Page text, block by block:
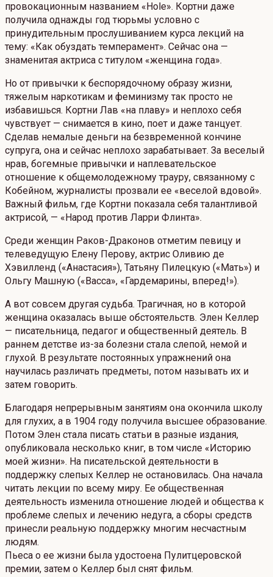
провокационным названием «Hole». Кортни даже
получила однажды год тюрьмы условно с
принудительным прослушиванием курса лекций на
тему: «Как обуздать темперамент». Сейчас она —
знаменитая актриса с титулом «женщина года».
Но от привычки к беспорядочному образу жизни,
тяжелым наркотикам и феминизму так просто не
избавишься. Кортни Лав «на плаву» и неплохо себя
чувствует — снимается в кино, поет и даже танцует.
Сделав немалые деньги на безвременной кончине
супруга, она и сейчас неплохо зарабатывает. За веселый
нрав, богемные привычки и наплевательское
отношение к общемолодежному трауру, связанному с
Кобейном, журналисты прозвали ее «веселой вдовой».
Важный фильм, где Кортни показала себя талантливой
актрисой, — «Народ против Ларри Флинта».
Среди женщин Раков-Драконов отметим певицу и
телеведущую Елену Перову, актрис Оливию де
Хэвилленд («Анастасия»), Татьяну Пилецкую («Мать») и
Ольгу Машную («Васса», «Гардемарины, вперед!»).
А вот совсем другая судьба. Трагичная, но в которой
женщина оказалась выше обстоятельств. Элен Келлер
— писательница, педагог и общественный деятель. В
раннем детстве из-за болезни стала слепой, немой и
глухой. В результате постоянных упражнений она
научилась различать предметы, потом называть их и
затем говорить.
Благодаря непрерывным занятиям она окончила школу
для глухих, а в 1904 году получила высшее образование.
Потом Элен стала писать статьи в разные издания,
опубликовала несколько книг, в том числе «Историю
моей жизни». На писательской деятельности в
поддержку слепых Келлер не остановилась. Она начала
читать лекции по всему миру. Ее общественная
деятельность изменила отношение людей и общества к
проблеме слепых и лечению недуга, а сборы средств
принесли реальную поддержку многим несчастным
людям.
Пьеса о ее жизни была удостоена Пулитцеровской
премии, затем о Келлер был снят фильм.